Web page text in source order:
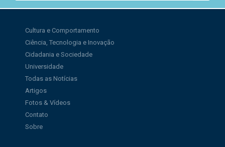
Cultura e Comportamento
Ciência, Tecnologia e Inovação
Cidadania e Sociedade
Universidade
Todas as Notícias
Artigos
Fotos & Vídeos
Contato
Sobre